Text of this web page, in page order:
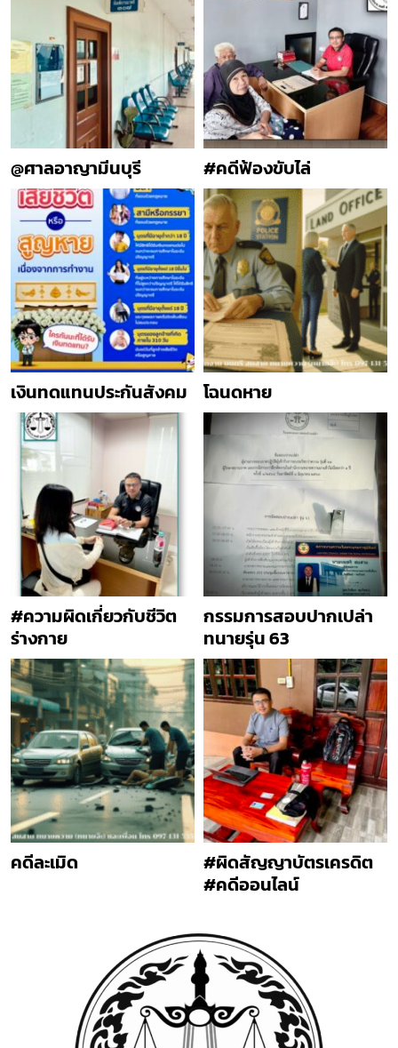
@ศาลอาญามีนบุรี #คดีฟ้องขับไล่
เงินทดแทนประกันสังคม โฉนดหาย
#ความผิดเกี่ยวกับชีวิต
ร่างกาย
กรรมการสอบปากเปล่า
ทนายรุ่น 63
คดีละเมิด
#ผิดสัญญาบัตรเครดิต
#คดีออนไลน์